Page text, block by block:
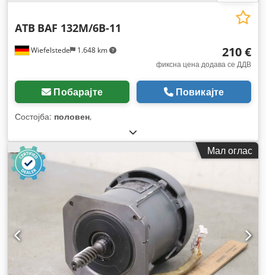
Wiefelstede 1.648 km
ATB BAF 132M/6B-11
210 €
фиксна цена додава се ДДВ
Побарајте Повикајте
Состојба: половен,
Мал оглас